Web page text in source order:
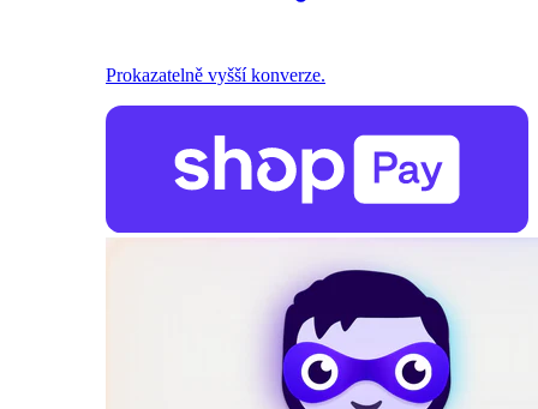
Prokazatelně vyšší konverze.